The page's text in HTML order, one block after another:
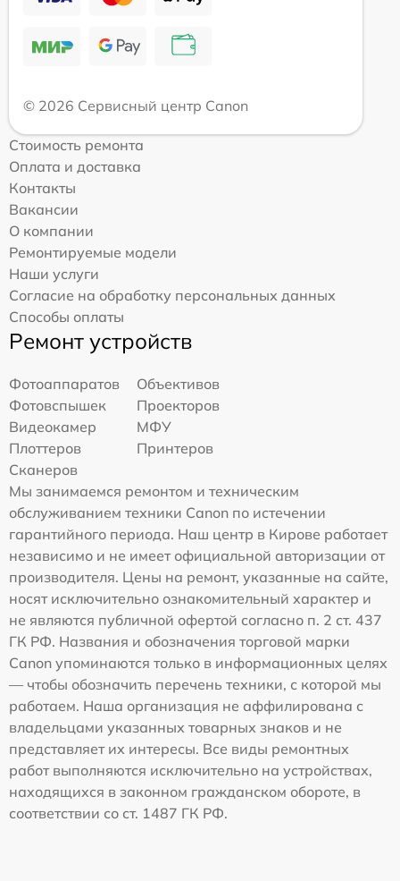
© 2026 Сервисный центр Canon
Стоимость ремонта
Оплата и доставка
Контакты
Вакансии
О компании
Ремонтируемые модели
Наши услуги
Согласие на обработку персональных данных
Способы оплаты
Ремонт устройств
Фотоаппаратов
Объективов
Фотовспышек
Проекторов
Видеокамер
МФУ
Плоттеров
Принтеров
Сканеров
Мы занимаемся ремонтом и техническим
обслуживанием техники Canon по истечении
гарантийного периода. Наш центр в Кирове работает
независимо и не имеет официальной авторизации от
производителя. Цены на ремонт, указанные на сайте,
носят исключительно ознакомительный характер и
не являются публичной офертой согласно п. 2 ст. 437
ГК РФ. Названия и обозначения торговой марки
Canon упоминаются только в информационных целях
— чтобы обозначить перечень техники, с которой мы
работаем. Наша организация не аффилирована с
владельцами указанных товарных знаков и не
представляет их интересы. Все виды ремонтных
работ выполняются исключительно на устройствах,
находящихся в законном гражданском обороте, в
соответствии со ст. 1487 ГК РФ.